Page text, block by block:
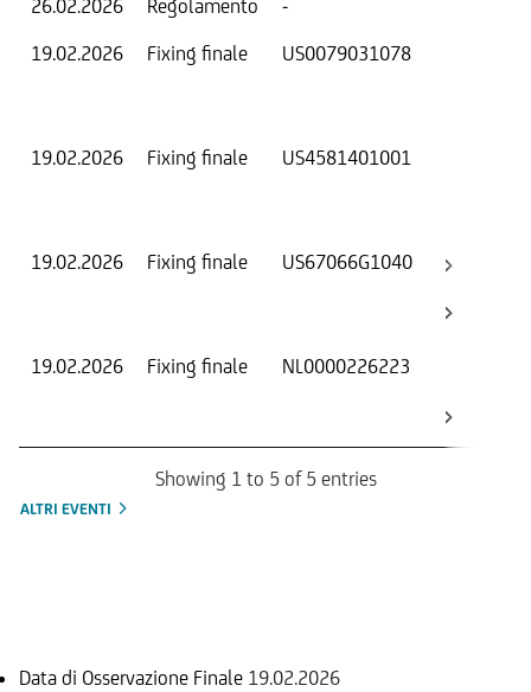
26.02.2026 Regolamento -
19.02.2026
Fixing finale US0079031078
19.02.2026
Fixing finale US4581401001
19.02.2026
Fixing finale US67066G1040
19.02.2026
Fixing finale NL0000226223
Showing 1 to 5 of 5 entries
ALTRI EVENTI
Data di Osservazione Finale 19.02.2026